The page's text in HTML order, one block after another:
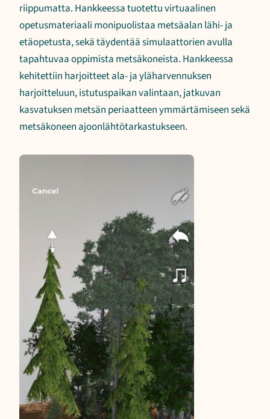
riippumatta. Hankkeessa tuotettu virtuaalinen
opetusmateriaali monipuolistaa metsäalan lähi- ja
etäopetusta, sekä täydentää simulaattorien avulla
tapahtuvaa oppimista metsäkoneista. Hankkeessa
kehitettiin harjoitteet ala- ja yläharvennuksen
harjoitteluun, istutuspaikan valintaan, jatkuvan
kasvatuksen metsän periaatteen ymmärtämiseen sekä
metsäkoneen ajoonlähtötarkastukseen.